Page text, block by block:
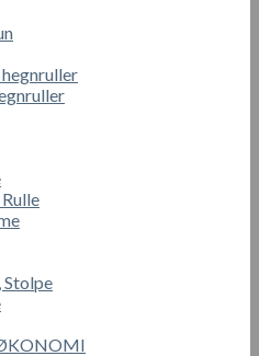
Stolpe